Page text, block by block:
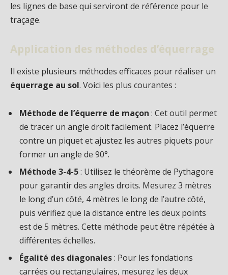
les lignes de base qui serviront de référence pour le
traçage.
Application des méthodes d’équerrage
Il existe plusieurs méthodes efficaces pour réaliser un
équerrage au sol. Voici les plus courantes :
Méthode de l’équerre de maçon : Cet outil permet
de tracer un angle droit facilement. Placez l’équerre
contre un piquet et ajustez les autres piquets pour
former un angle de 90°.
Méthode 3-4-5: Utilisez le théorème de Pythagore
pour garantir des angles droits. Mesurez 3 mètres
le long d’un côté, 4 mètres le long de l’autre côté,
puis vérifiez que la distance entre les deux points
est de 5 mètres. Cette méthode peut être répétée à
différentes échelles.
Égalité des diagonales: Pour les fondations
carrées ou rectangulaires, mesurez les deux